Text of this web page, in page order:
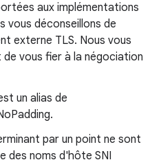
aux implémentations
vous déconseillons de
externe TLS. Nous vous
vous fier à la négociation
un alias de
par un point ne sont
des noms d'hôte SNI